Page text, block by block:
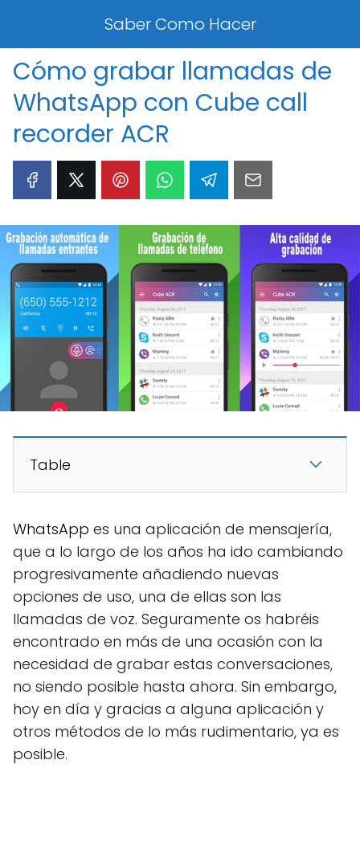
Saber Como Hacer
Cómo grabar llamadas de
WhatsApp con Cube call
recorder ACR
Table
WhatsApp es una aplicación de mensajería,
que a lo largo de los años ha ido cambiando
progresivamente añadiendo nuevas
opciones de uso, una de ellas son las
llamadas de voz. Seguramente os habréis
encontrado en más de una ocasión con la
necesidad de grabar estas conversaciones,
no siendo posible hasta ahora. Sin embargo,
hoy en día y gracias a alguna aplicación y
otros métodos de lo más rudimentario, ya es
posible.